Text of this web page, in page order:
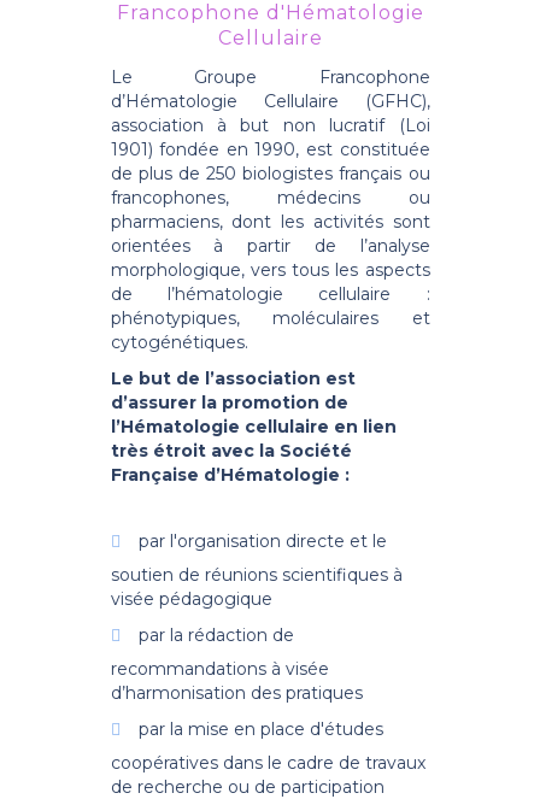
Francophone d'Hématologie
Cellulaire
Le Groupe Francophone
d’Hématologie Cellulaire (GFHC),
association à but non lucratif (Loi
1901) fondée en 1990, est constituée
de plus de 250 biologistes français ou
francophones, médecins ou
pharmaciens, dont les activités sont
orientées à partir de l’analyse
morphologique, vers tous les aspects
de l’hématologie cellulaire :
phénotypiques, moléculaires et
cytogénétiques.
Le but de l’association est
d’assurer la promotion de
l’Hématologie cellulaire en lien
très étroit avec la Société
Française d’Hématologie :
par l'organisation directe et le
soutien de réunions scientifiques à
visée pédagogique
par la rédaction de
recommandations à visée
d’harmonisation des pratiques
par la mise en place d'études
coopératives dans le cadre de travaux
de recherche ou de participation